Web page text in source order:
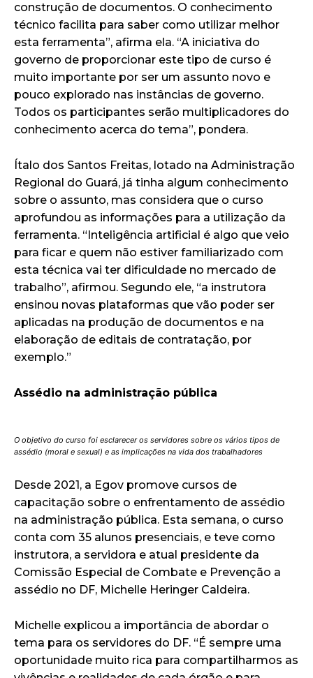
construção de documentos. O conhecimento
técnico facilita para saber como utilizar melhor
esta ferramenta”, afirma ela. “A iniciativa do
governo de proporcionar este tipo de curso é
muito importante por ser um assunto novo e
pouco explorado nas instâncias de governo.
Todos os participantes serão multiplicadores do
conhecimento acerca do tema”, pondera.
Ítalo dos Santos Freitas, lotado na Administração
Regional do Guará, já tinha algum conhecimento
sobre o assunto, mas considera que o curso
aprofundou as informações para a utilização da
ferramenta. “Inteligência artificial é algo que veio
para ficar e quem não estiver familiarizado com
esta técnica vai ter dificuldade no mercado de
trabalho”, afirmou. Segundo ele, “a instrutora
ensinou novas plataformas que vão poder ser
aplicadas na produção de documentos e na
elaboração de editais de contratação, por
exemplo.”
Assédio na administração pública
O objetivo do curso foi esclarecer os servidores sobre os vários tipos de
assédio (moral e sexual) e as implicações na vida dos trabalhadores
Desde 2021, a Egov promove cursos de
capacitação sobre o enfrentamento de assédio
na administração pública. Esta semana, o curso
conta com 35 alunos presenciais, e teve como
instrutora, a servidora e atual presidente da
Comissão Especial de Combate e Prevenção a
assédio no DF, Michelle Heringer Caldeira.
Michelle explicou a importância de abordar o
tema para os servidores do DF. “É sempre uma
oportunidade muito rica para compartilharmos as